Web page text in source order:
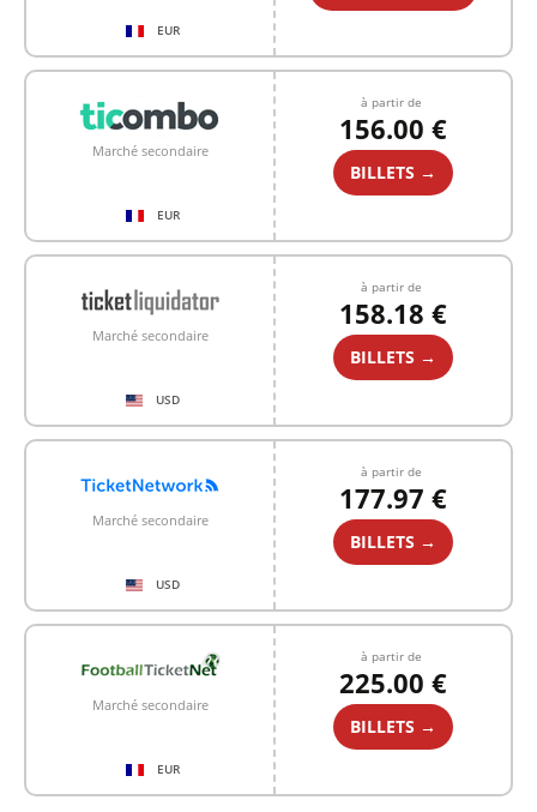
EUR
Marché secondaire
EUR
à partir de
156.00 €
BILLETS →
Marché secondaire
USD
à partir de
158.18 €
BILLETS →
Marché secondaire
USD
à partir de
177.97 €
BILLETS →
Marché secondaire
EUR
à partir de
225.00 €
BILLETS →